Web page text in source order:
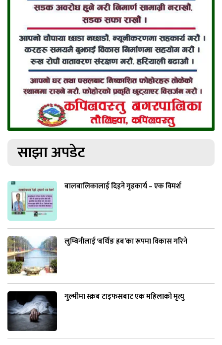
साझा अपडेट
बालबालिकालाई दिइने गृहकार्य – एक विमर्श
लुम्बिनीलाई ‘बर्थिङ हब’का रूपमा विकास गरिने
गुल्मीमा स्क्रब टाइफसबाट एक महिलाको मृत्यु